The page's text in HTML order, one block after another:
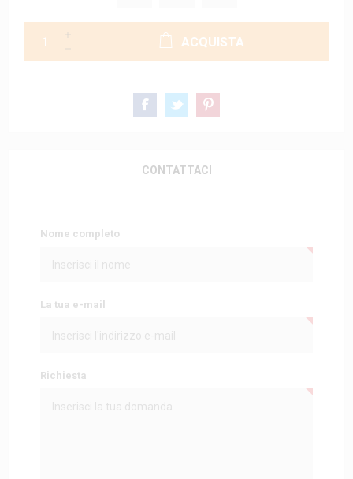
ACQUISTA
CONTATTACI
Nome completo
La tua e-mail
Richiesta